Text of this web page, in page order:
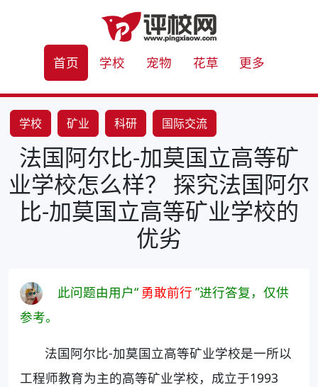
首页 学校 宠物 花草 更多
学校 矿业 科研 国际交流
法国阿尔比-加莫国立高等矿
业学校怎么样？ 探究法国阿尔
比-加莫国立高等矿业学校的
优劣
此问题由用户“ 勇敢前行 ”进行答复，仅供
参考。
法国阿尔比-加莫国立高等矿业学校是一所以
工程师教育为主的高等矿业学校，成立于1993